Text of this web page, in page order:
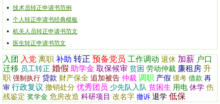
技术员转正申请书范例
个人转正申请书经典模板
机关人员转正申请书范文
医生转正申请书范文
入团 入党 离职 补助 转正 预备党员 工作调动 退休 加薪 户口
迁移 员工转正 婚假 助学金 取保候审 贫困 劳动仲裁 廉租房 升
职 强制执行 贷款 财产保全 追加被告 仲裁 调职 产假 缓考 借款 再
审 行政复议 撤销处分 优秀团员 少先队入队 贫困生 用电 休学 伤
残鉴定 奖学金 危房改造 科研项目 改名字 撤诉 退学 低保